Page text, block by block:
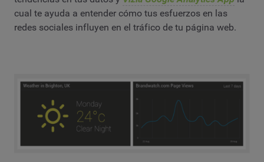
cual te ayuda a entender cómo tus esfuerzos en las
redes sociales influyen en el tráfico de tu página web.